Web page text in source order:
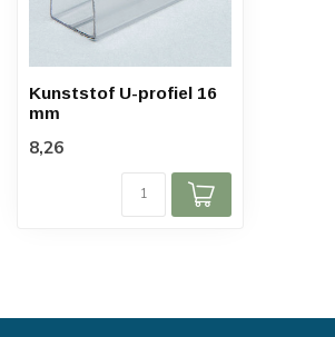
Kunststof U-profiel 16
mm
8,26